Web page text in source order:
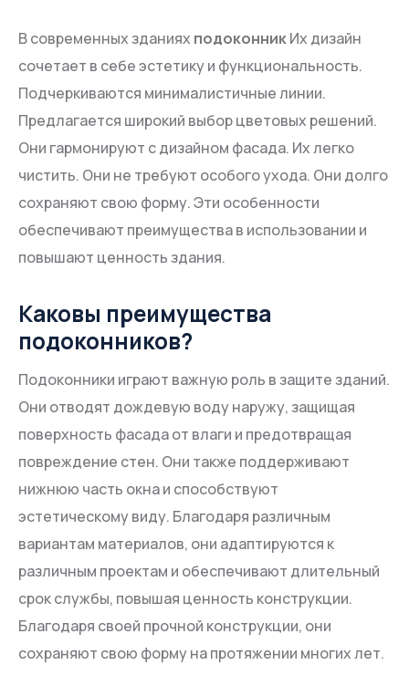
В современных зданиях подоконникИх дизайн
сочетает в себе эстетику и функциональность.
Подчеркиваются минималистичные линии.
Предлагается широкий выбор цветовых решений.
Они гармонируют с дизайном фасада. Их легко
чистить. Они не требуют особого ухода. Они долго
сохраняют свою форму. Эти особенности
обеспечивают преимущества в использовании и
повышают ценность здания.
Каковы преимущества
подоконников?
Подоконники играют важную роль в защите зданий.
Они отводят дождевую воду наружу, защищая
поверхность фасада от влаги и предотвращая
повреждение стен. Они также поддерживают
нижнюю часть окна и способствуют
эстетическому виду. Благодаря различным
вариантам материалов, они адаптируются к
различным проектам и обеспечивают длительный
срок службы, повышая ценность конструкции.
Благодаря своей прочной конструкции, они
сохраняют свою форму на протяжении многих лет.